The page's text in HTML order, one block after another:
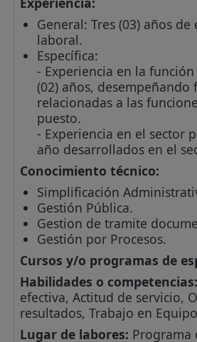
General: Tres (03) años de
laboral.
Específica:
- Experiencia en la
(02) años, desempeñando
relacionadas a las
puesto.
- Experiencia en el sector
año desarrollados en el
Conocimiento técnico:
Simplificación
Gestión Pública.
Gestion de tramite
Gestión por Procesos.
Cursos y/o programas de
Habilidades o competencias:
efectiva, Actitud de servicio,
resultados, Trabajo en
Lugar de labores: Programa